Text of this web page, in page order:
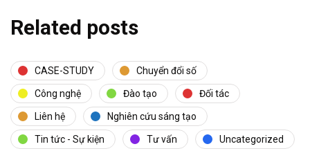
Related posts
CASE-STUDY Chuyển đổi số
Công nghệ Đào tạo Đối tác
Liên hệ Nghiên cứu sáng tạo
Tin tức - Sự kiện Tư vấn Uncategorized